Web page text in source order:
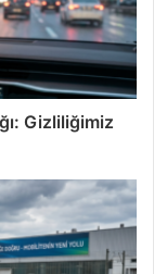
Gizliliğimiz